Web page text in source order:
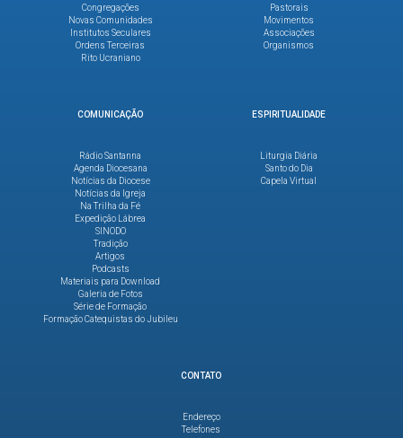
Congregações
Novas Comunidades
Institutos Seculares
Ordens Terceiras
Rito Ucraniano
Pastorais
Movimentos
Associações
Organismos
COMUNICAÇÃO
Rádio Santanna
Agenda Diocesana
Notícias da Diocese
Notícias da Igreja
Na Trilha da Fé
Expedição Lábrea
SINODO
Tradição
Artigos
Podcasts
Materiais para Download
Galeria de Fotos
Série de Formação
Formação Catequistas do Jubileu
ESPIRITUALIDADE
Liturgia Diária
Santo do Dia
Capela Virtual
CONTATO
Endereço
Telefones